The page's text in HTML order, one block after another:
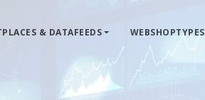
& DATAFEEDS WEBSHOPTYPES